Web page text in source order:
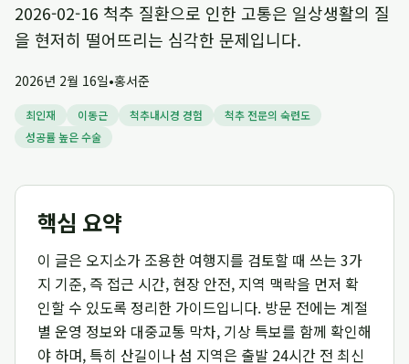
2026-02-16 척추 질환으로 인한 고통은 일상생활의 질
을 현저히 떨어뜨리는 심각한 문제입니다.
2026년 2월 16일•홍서준
최인재 이동근 척추내시경 경험
척추 전문의 숙련도
성공률 높은 수술
핵심 요약
이 글은 오지소가 조용한 여행지를 검토할 때 쓰는 3가
지 기준, 즉 접근 시간, 현장 안전, 지역 맥락을 먼저 확
인할 수 있도록 정리한 가이드입니다. 방문 전에는 계절
별 운영 정보와 대중교통 막차, 기상 특보를 함께 확인해
야 하며, 특히 산길이나 섬 지역은 출발 24시간 전 최신